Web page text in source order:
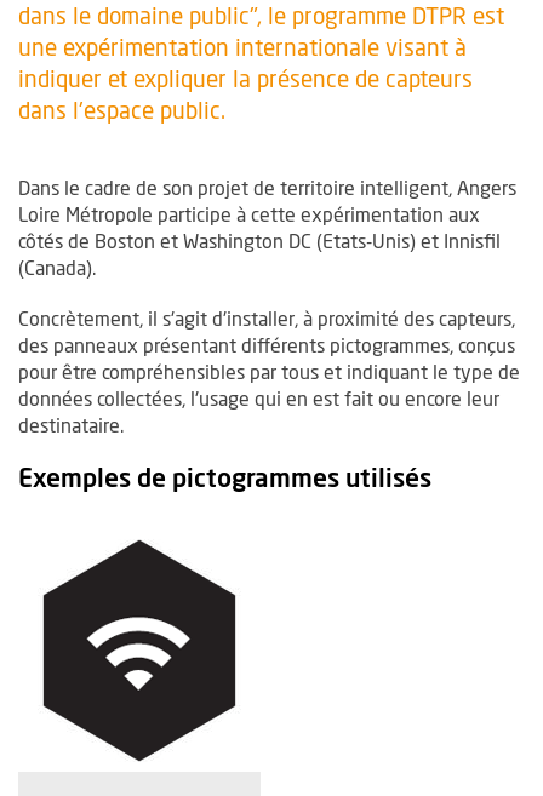
dans le domaine public", le programme DTPR est
une expérimentation internationale visant à
indiquer et expliquer la présence de capteurs
dans l'espace public.
Dans le cadre de son projet de territoire intelligent, Angers
Loire Métropole participe à cette expérimentation aux
côtés de Boston et Washington DC (Etats-Unis) et Innisfil
(Canada).
Concrètement, il s'agit d'installer, à proximité des capteurs,
des panneaux présentant différents pictogrammes, conçus
pour être compréhensibles par tous et indiquant le type de
données collectées, l'usage qui en est fait ou encore leur
destinataire.
Exemples de pictogrammes utilisés